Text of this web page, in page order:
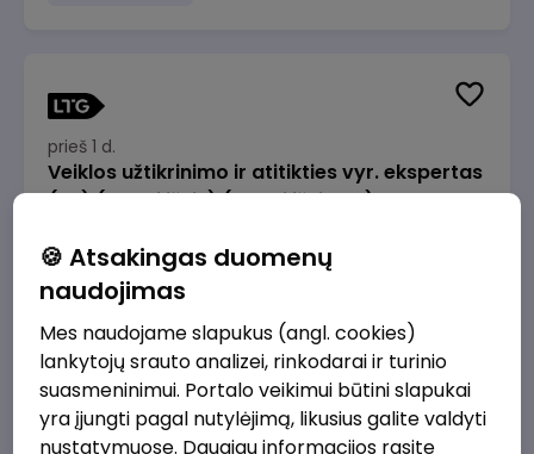
prieš 1 d.
Veiklos užtikrinimo ir atitikties vyr. ekspertas
(-ė) (Radviliškis) (Radviliškis, LT)
2610 - 3910 €/mėn.
prieš 1 d.
🍪 Atsakingas duomenų
naudojimas
Mes naudojame slapukus (angl. cookies)
lankytojų srauto analizei, rinkodarai ir turinio
suasmeninimui. Portalo veikimui būtini slapukai
yra įjungti pagal nutylėjimą, likusius galite valdyti
nustatymuose. Daugiau informacijos rasite